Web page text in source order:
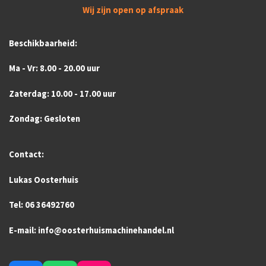
Wij zijn open op afspraak
Beschikbaarheid:
Ma - Vr: 8.00 - 20.00 uur
Zaterdag: 10.00 - 17.00 uur
Zondag: Gesloten
Contact:
Lukas Oosterhuis
Tel: 06 36492760
E-mail: info@oosterhuismachinehandel.nl